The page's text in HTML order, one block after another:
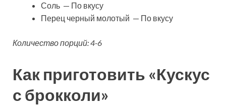
Соль — По вкусу
Перец черный молотый — По вкусу
Количество порций: 4-6
Как приготовить «Кускус
с брокколи»